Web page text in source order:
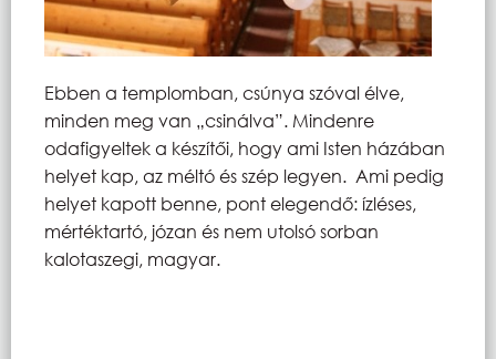
Ebben a templomban, csúnya szóval élve,
minden meg van „csinálva”. Mindenre
odafigyeltek a készítői, hogy ami Isten házában
helyet kap, az méltó és szép legyen. Ami pedig
helyet kapott benne, pont elegendő: ízléses,
mértéktartó, józan és nem utolsó sorban
kalotaszegi, magyar.